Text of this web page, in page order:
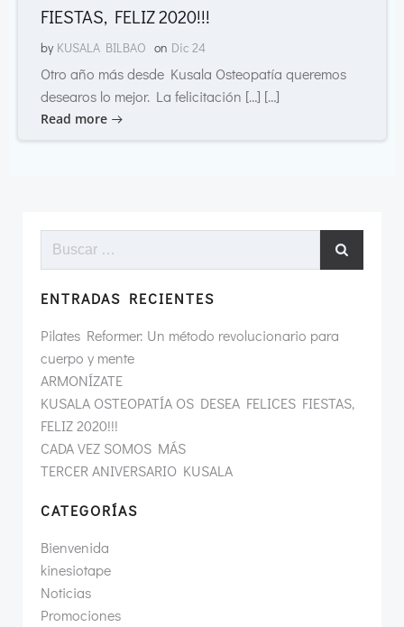
FIESTAS, FELIZ 2020!!!
by KUSALA BILBAO on Dic 24
Otro año más desde Kusala Osteopatía queremos
desearos lo mejor. La felicitación […] […]
Read more
Buscar:
ENTRADAS RECIENTES
Pilates Reformer: Un método revolucionario para
cuerpo y mente
ARMONÍZATE
KUSALA OSTEOPATÍA OS DESEA FELICES FIESTAS,
FELIZ 2020!!!
CADA VEZ SOMOS MÁS
TERCER ANIVERSARIO KUSALA
CATEGORÍAS
Bienvenida
kinesiotape
Noticias
Promociones